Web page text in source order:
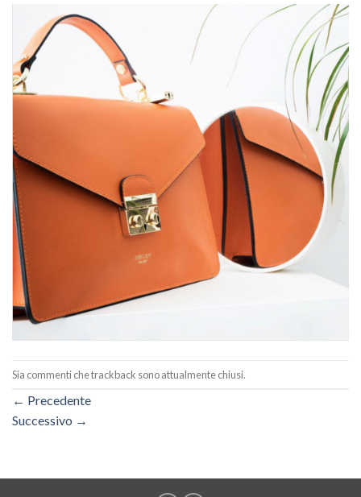
Sia commenti che trackback sono attualmente chiusi.
← Precedente
Successivo →